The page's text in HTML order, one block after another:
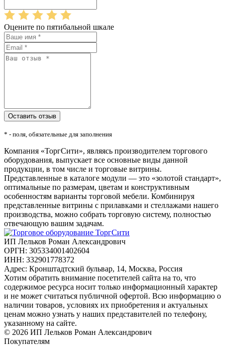
Оцените по пятибальной шкале
* - поля, обязательные для заполнения
Компания «ТоргСити», являясь производителем торгового
оборудования, выпускает все основные виды данной
продукции, в том числе и торговые витрины.
Представленные в каталоге модули — это «золотой стандарт»,
оптимальные по размерам, цветам и конструктивным
особенностям варианты торговой мебели. Комбинируя
представленные витрины с прилавками и стеллажами нашего
производства, можно собрать торговую систему, полностью
отвечающую вашим задачам.
ИП Лельков Роман Александрович
ОРГН: 305334001402604
ИНН: 332901778372
Адрес: Кронштадтский бульвар, 14, Москва, Россия
Хотим обратить внимание посетителей сайта на то, что
содержимое ресурса носит только информационный характер
и не может считаться публичной офертой. Всю информацию о
наличии товаров, условиях их приобретения и актуальных
ценам можно узнать у наших представителей по телефону,
указанному на сайте.
© 2026 ИП Лельков Роман Александрович
Покупателям